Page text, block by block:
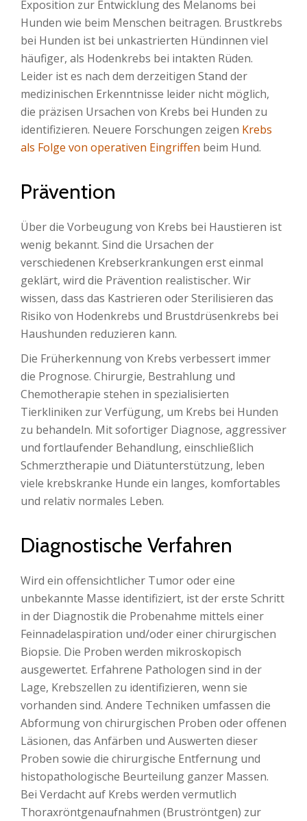
Exposition zur Entwicklung des Melanoms bei
Hunden wie beim Menschen beitragen. Brustkrebs
bei Hunden ist bei unkastrierten Hündinnen viel
häufiger, als Hodenkrebs bei intakten Rüden.
Leider ist es nach dem derzeitigen Stand der
medizinischen Erkenntnisse leider nicht möglich,
die präzisen Ursachen von Krebs bei Hunden zu
identifizieren. Neuere Forschungen zeigen Krebs
als Folge von operativen Eingriffen beim Hund.
Prävention
Über die Vorbeugung von Krebs bei Haustieren ist
wenig bekannt. Sind die Ursachen der
verschiedenen Krebserkrankungen erst einmal
geklärt, wird die Prävention realistischer. Wir
wissen, dass das Kastrieren oder Sterilisieren das
Risiko von Hodenkrebs und Brustdrüsenkrebs bei
Haushunden reduzieren kann.
Die Früherkennung von Krebs verbessert immer
die Prognose. Chirurgie, Bestrahlung und
Chemotherapie stehen in spezialisierten
Tierkliniken zur Verfügung, um Krebs bei Hunden
zu behandeln. Mit sofortiger Diagnose, aggressiver
und fortlaufender Behandlung, einschließlich
Schmerztherapie und Diätunterstützung, leben
viele krebskranke Hunde ein langes, komfortables
und relativ normales Leben.
Diagnostische Verfahren
Wird ein offensichtlicher Tumor oder eine
unbekannte Masse identifiziert, ist der erste Schritt
in der Diagnostik die Probenahme mittels einer
Feinnadelaspiration und/oder einer chirurgischen
Biopsie. Die Proben werden mikroskopisch
ausgewertet. Erfahrene Pathologen sind in der
Lage, Krebszellen zu identifizieren, wenn sie
vorhanden sind. Andere Techniken umfassen die
Abformung von chirurgischen Proben oder offenen
Läsionen, das Anfärben und Auswerten dieser
Proben sowie die chirurgische Entfernung und
histopathologische Beurteilung ganzer Massen.
Bei Verdacht auf Krebs werden vermutlich
Thoraxröntgenaufnahmen (Bruströntgen) zur